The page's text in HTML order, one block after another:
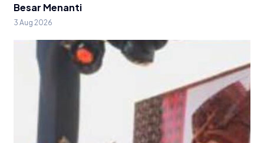
Besar Menanti
3 Aug 2026